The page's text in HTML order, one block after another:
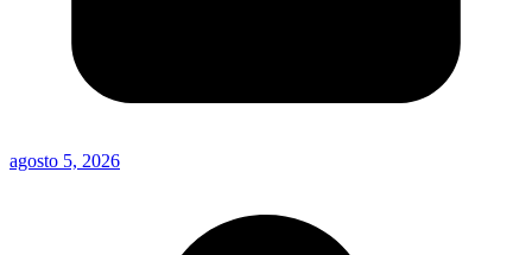
agosto 5, 2026